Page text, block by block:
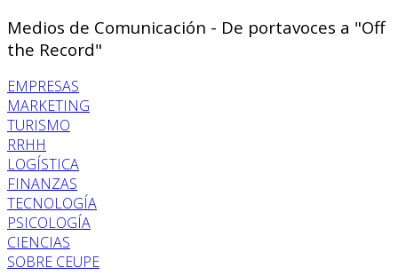
Medios de Comunicación - De portavoces a "Off
the Record"
EMPRESAS
MARKETING
TURISMO
RRHH
LOGÍSTICA
FINANZAS
TECNOLOGÍA
PSICOLOGÍA
CIENCIAS
SOBRE CEUPE